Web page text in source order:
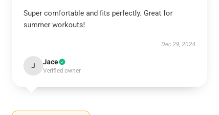
Super comfortable and fits perfectly. Great for
summer workouts!
Dec 29, 2024
J Jace
Verified owner